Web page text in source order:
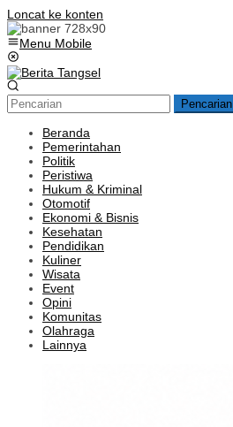
Loncat ke konten
Menu Mobile
Pencarian
Beranda
Pemerintahan
Politik
Peristiwa
Hukum & Kriminal
Otomotif
Ekonomi & Bisnis
Kesehatan
Pendidikan
Kuliner
Wisata
Event
Opini
Komunitas
Olahraga
Lainnya